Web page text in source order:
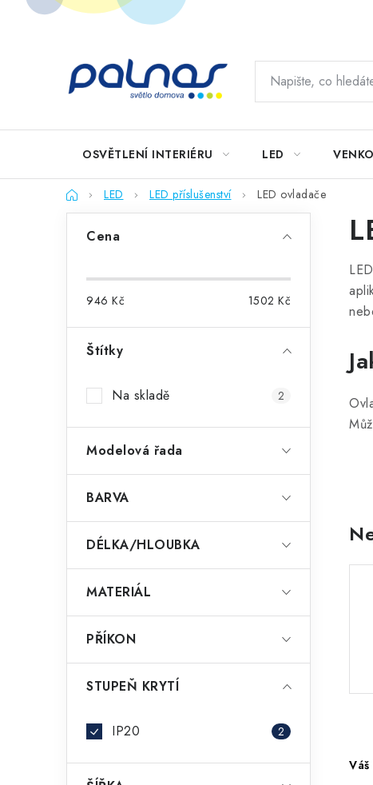
Přejít
OSVĚTLENÍ INTERIÉRU LED
DomůLED LED příslušenství LED ovladače
t
n
í
a
n
l
Cena
946 Kč 1502 Kč
Štítky
Na skladě 2
Modelová řada
BARVA
DÉLKA/HLOUBKA
MATERIÁL
PŘÍKON
STUPEŇ KRYTÍ
IP20 2